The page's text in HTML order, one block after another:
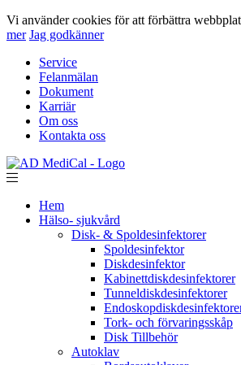
Vi använder cookies för att förbättra
mer Jag godkänner
Service
Felanmälan
Dokument
Karriär
Om oss
Kontakta oss
Hem
Hälso- sjukvård
Disk- & Spoldesinfektorer
Spoldesinfektor
Diskdesinfektor
Kabinettdiskdesinfektorer
Tunneldiskdesinfektorer
Tork- och förvaringsskåp
Disk Tillbehör
Autoklav